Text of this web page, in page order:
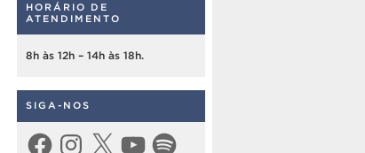
HORÁRIO DE
ATENDIMENTO
8h às 12h – 14h às 18h.
SIGA-NOS
FacebookInstagram
X YouTubeSpotify